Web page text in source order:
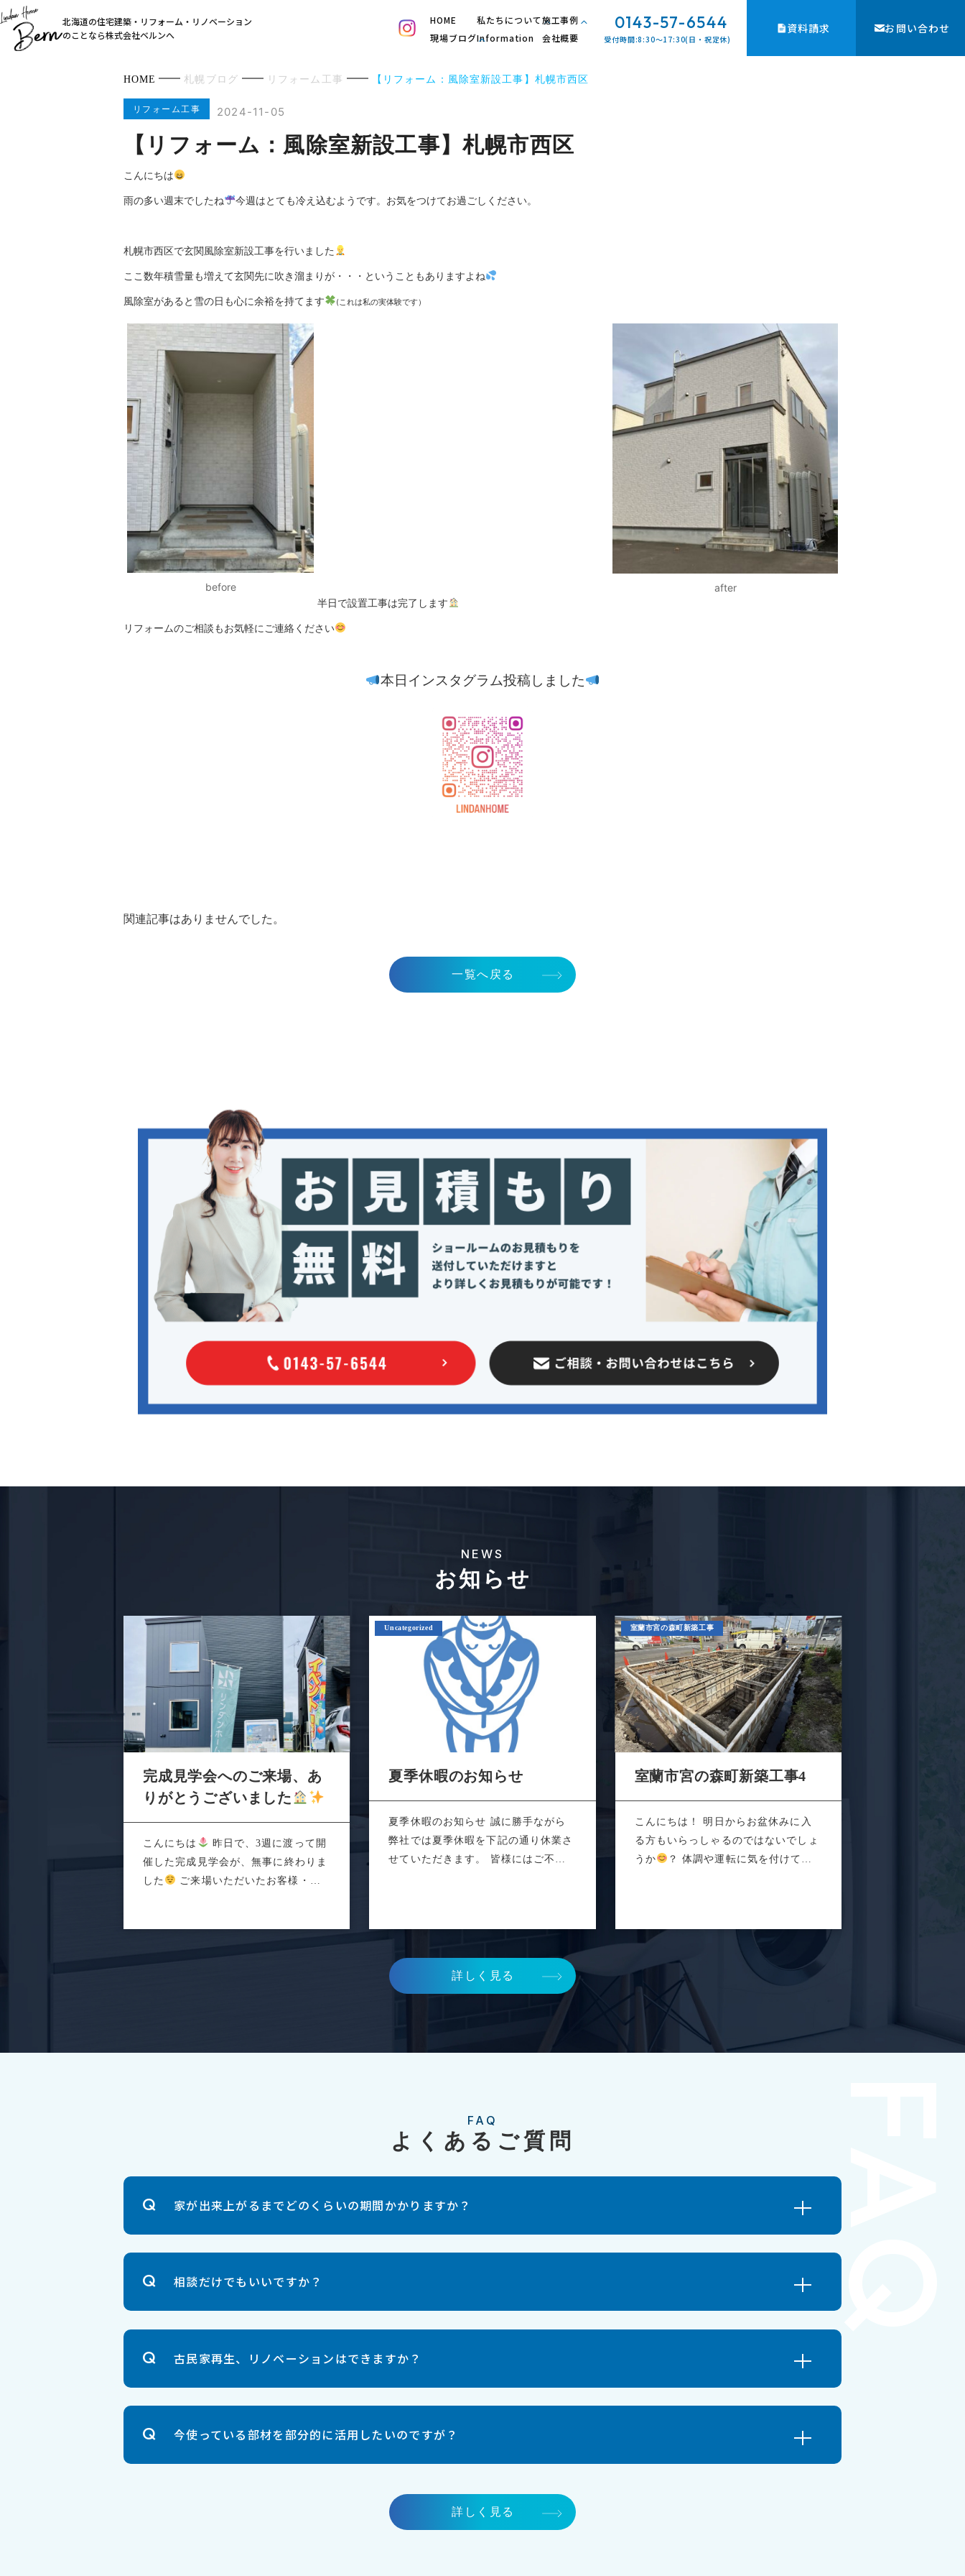
北海道の住宅建築・リフォーム・リノベーション
のことなら株式会社ベルンへ
HOME
現場ブログ
私たちについて
Information
施工事例
会社概要
0143-57-6544
受付時間:8:30〜17:30(日・祝定休)
資料請求 お問い合わせ
HOME 札幌ブログ リフォーム工事 【リフォーム：風除室新設工事】札幌市西区
リフォーム工事 2024-11-05
【リフォーム：風除室新設工事】札幌市西区
こんにちは
雨の多い週末でしたね 今週はとても冷え込むようです。お気をつけてお過ごしください。
札幌市西区で玄関風除室新設工事を行いました
ここ数年積雪量も増えて玄関先に吹き溜まりが・・・ということもありますよね
風除室があると雪の日も心に余裕を持てます (これは私の実体験です）
before
after
半日で設置工事は完了します
リフォームのご相談もお気軽にご連絡ください
本日インスタグラム投稿しました
関連記事はありませんでした。
一覧へ戻る
NEWS
お知らせ
完成見学会へのご来場、あ
りがとうございました
こんにちは
昨日で、3週に渡って開
催した完成見学会が、無事に終わりま
した
ご来場いただいたお客様・関
Uncategorized
夏季休暇のお知らせ
夏季休暇のお知らせ 誠に勝手ながら
弊社では夏季休暇を下記の通り休業さ
せていただきます。 皆様にはご不便
室蘭市宮の森町新築工事
室蘭市宮の森町新築工事4
こんにちは！ 明日からお盆休みに入
る方もいらっしゃるのではないでしょ
うか
？ 体調や運転に気を付けて素
詳しく見る
FAQ
よくあるご質問
家が出来上がるまでどのくらいの期間かかりますか？
相談だけでもいいですか？
古民家再生、リノベーションはできますか？
今使っている部材を部分的に活用したいのですが？
詳しく見る